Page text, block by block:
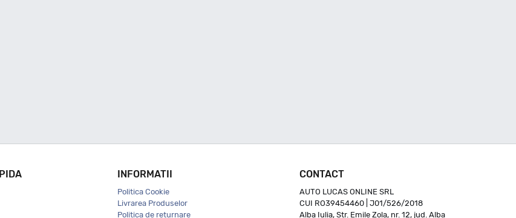
INFORMATII
Politica Cookie
Livrarea Produselor
Politica de returnare
CONTACT
AUTO LUCAS ONLINE SRL
CUI RO39454460 | J01/526/2018
Alba Iulia, Str. Emile Zola, nr. 12, jud. Alba